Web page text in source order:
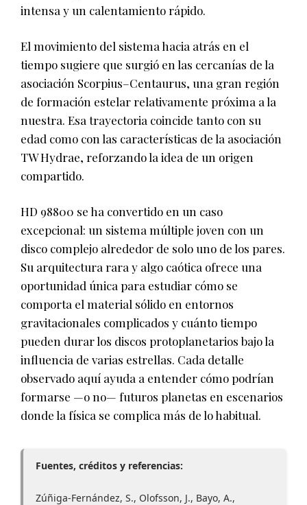
intensa y un calentamiento rápido.
El movimiento del sistema hacia atrás en el
tiempo sugiere que surgió en las cercanías de la
asociación Scorpius–Centaurus, una gran región
de formación estelar relativamente próxima a la
nuestra. Esa trayectoria coincide tanto con su
edad como con las características de la asociación
TW Hydrae, reforzando la idea de un origen
compartido.
HD 98800 se ha convertido en un caso
excepcional: un sistema múltiple joven con un
disco complejo alrededor de solo uno de los pares.
Su arquitectura rara y algo caótica ofrece una
oportunidad única para estudiar cómo se
comporta el material sólido en entornos
gravitacionales complicados y cuánto tiempo
pueden durar los discos protoplanetarios bajo la
influencia de varias estrellas. Cada detalle
observado aquí ayuda a entender cómo podrían
formarse —o no— futuros planetas en escenarios
donde la física se complica más de lo habitual.
Fuentes, créditos y referencias:
Zúñiga-Fernández, S., Olofsson, J., Bayo, A.,